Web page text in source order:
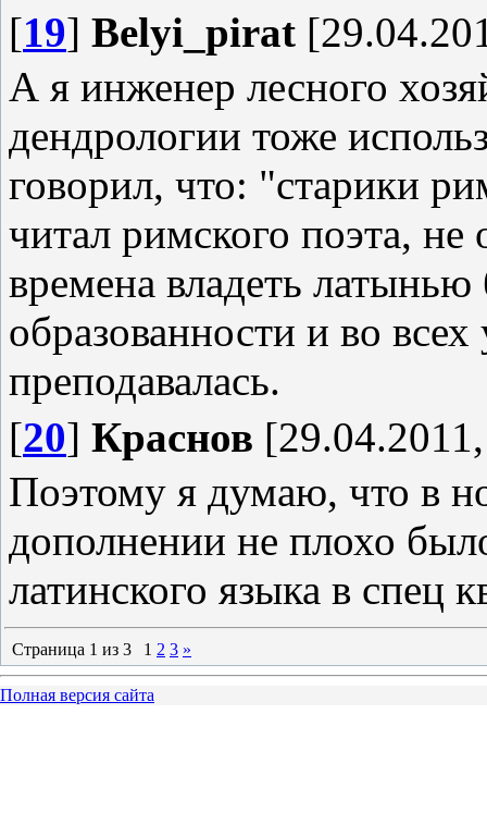
[19] Belyi_pirat
А я инженер лесного
дендрологии тоже
говорил, что: "старики
читал римского поэта,
времена владеть
образованности и во
преподавалась.
[20] Краснов
Поэтому я думаю, что в
дополнении не плохо
латинского языка в спец
Страница 1 из 3 1 2 3 »
Полная версия сайта